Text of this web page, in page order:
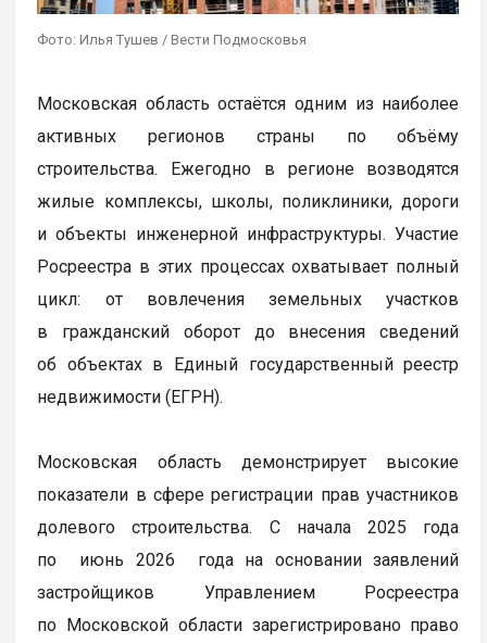
Фото: Илья Тушев / Вести Подмосковья
Московская область остаётся одним из наиболее
активных регионов страны по объёму
строительства. Ежегодно в регионе возводятся
жилые комплексы, школы, поликлиники, дороги
и объекты инженерной инфраструктуры. Участие
Росреестра в этих процессах охватывает полный
цикл: от вовлечения земельных участков
в гражданский оборот до внесения сведений
об объектах в Единый государственный реестр
недвижимости (ЕГРН).
Московская область демонстрирует высокие
показатели в сфере регистрации прав участников
долевого строительства. С начала 2025 года
по июнь 2026 года на основании заявлений
застройщиков Управлением Росреестра
по Московской области зарегистрировано право